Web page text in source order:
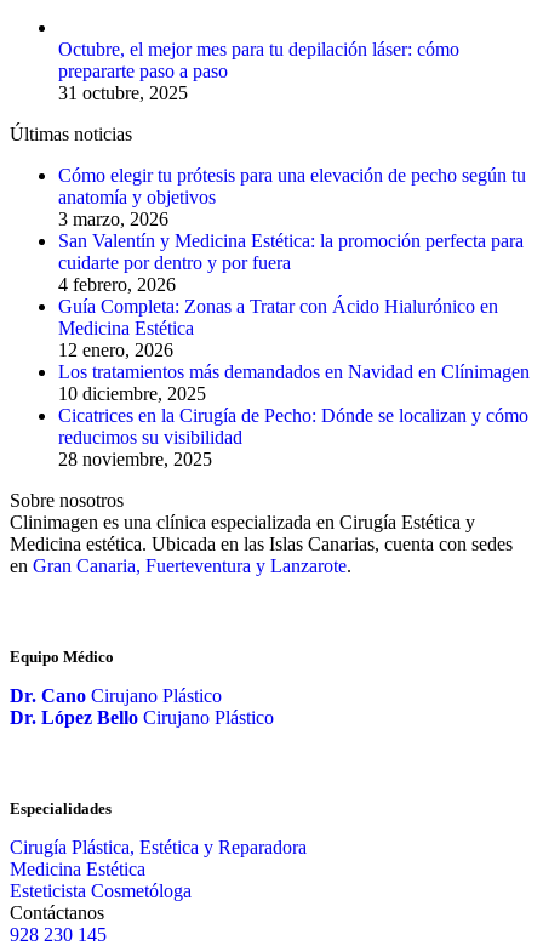
Octubre, el mejor mes para tu depilación láser: cómo
prepararte paso a paso
31 octubre, 2025
Últimas noticias
Cómo elegir tu prótesis para una elevación de pecho según tu
anatomía y objetivos
3 marzo, 2026
San Valentín y Medicina Estética: la promoción perfecta para
cuidarte por dentro y por fuera
4 febrero, 2026
Guía Completa: Zonas a Tratar con Ácido Hialurónico en
Medicina Estética
12 enero, 2026
Los tratamientos más demandados en Navidad en Clínimagen
10 diciembre, 2025
Cicatrices en la Cirugía de Pecho: Dónde se localizan y cómo
reducimos su visibilidad
28 noviembre, 2025
Sobre nosotros
Clinimagen es una clínica especializada en Cirugía Estética y
Medicina estética. Ubicada en las Islas Canarias, cuenta con sedes
en Gran Canaria, Fuerteventura y Lanzarote.
Equipo Médico
Dr. Cano Cirujano Plástico
Dr. López Bello Cirujano Plástico
Especialidades
Cirugía Plástica, Estética y Reparadora
Medicina Estética
Esteticista Cosmetóloga
Contáctanos
928 230 145